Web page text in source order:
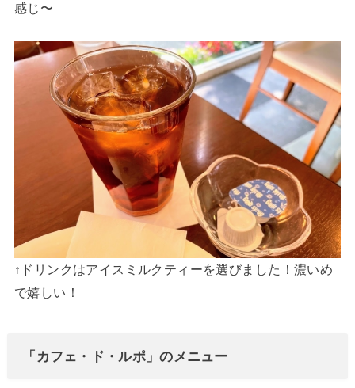
感じ〜
↑ドリンクはアイスミルクティーを選びました！濃いめ
で嬉しい！
「カフェ・ド・ルポ」のメニュー